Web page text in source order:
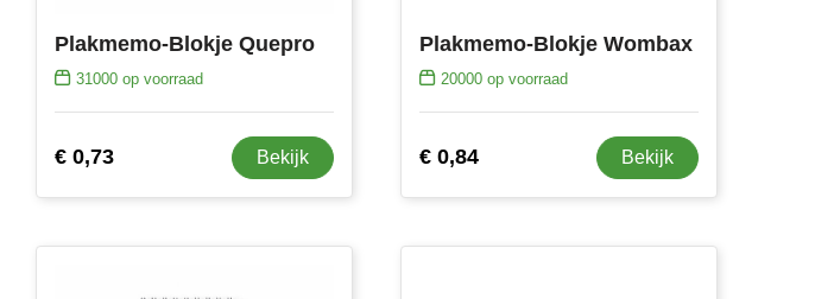
Plakmemo-Blokje Quepro
31000 op voorraad
€ 0,73 Bekijk
Plakmemo-Blokje Wombax
20000 op voorraad
€ 0,84 Bekijk